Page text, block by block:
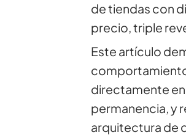
de tiendas con
precio, triple
Este artículo
directamente
permanencia, y
arquitectura de